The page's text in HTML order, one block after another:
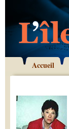
Accueil